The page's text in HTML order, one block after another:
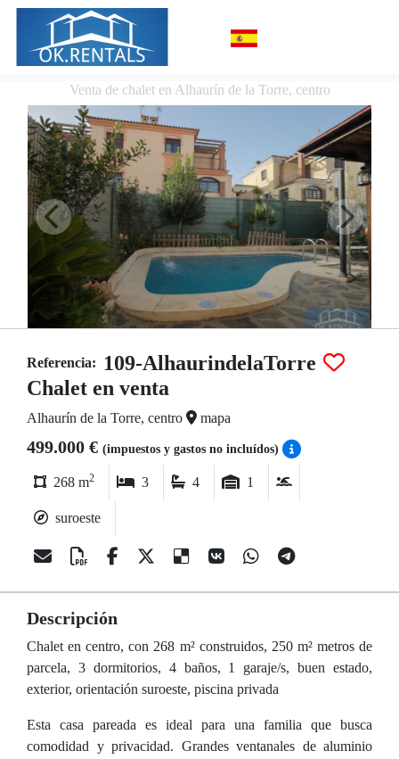
Venta de chalet en Alhaurín de la Torre, centro
Referencia:
109-AlhaurindelaTorre
Chalet en venta
Alhaurín de la Torre, centro mapa
499.000 € (impuestos y gastos no incluídos)
268 m2 3 4 1
suroeste
Descripción
Chalet en centro, con 268 m² construidos, 250 m² metros de
parcela, 3 dormitorios, 4 baños, 1 garaje/s, buen estado,
exterior, orientación suroeste, piscina privada
Esta casa pareada es ideal para una familia que busca
comodidad y privacidad. Grandes ventanales de aluminio